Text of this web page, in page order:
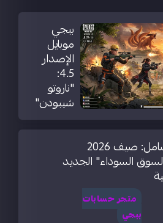
ببجي
موبايل
الإصدار
4.5:
"ناروتو
شيبودن"
دليل اللاعبين الشامل: صيف 2026
السوداء" الجديد
متجر حسابات
ببجي